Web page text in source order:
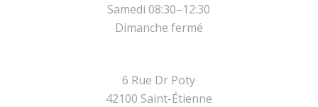
Samedi 08:30–12:30
Dimanche fermé
6 Rue Dr Poty
42100 Saint-Étienne